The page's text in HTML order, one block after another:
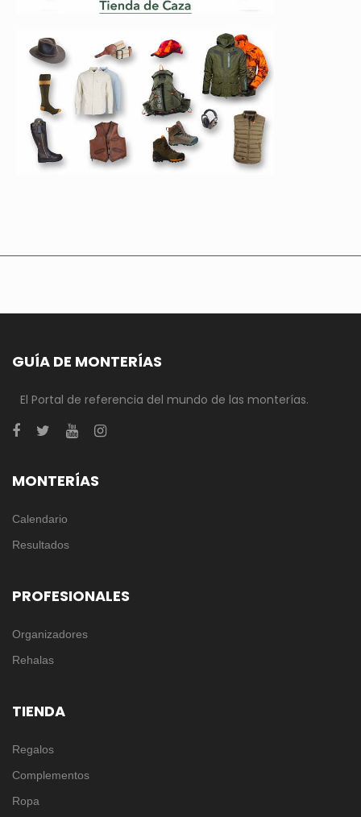
GUÍA DE MONTERÍAS
El Portal de referencia del mundo de las monterías.
MONTERÍAS
Calendario
Resultados
PROFESIONALES
Organizadores
Rehalas
TIENDA
Regalos
Complementos
Ropa